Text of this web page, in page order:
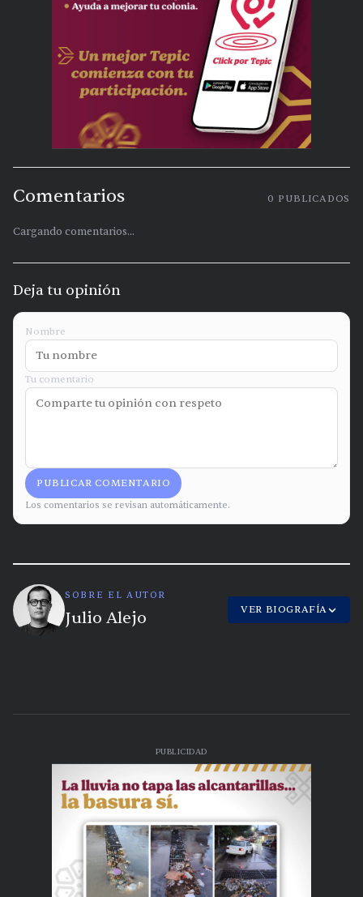
Comentarios 0 PUBLICADOS
Cargando comentarios...
Deja tu opinión
Nombre
Tu comentario
PUBLICAR COMENTARIO
Los comentarios se revisan automáticamente.
SOBRE EL AUTOR
Julio Alejo VER BIOGRAFÍA
PUBLICIDAD